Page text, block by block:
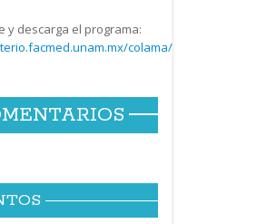
y descarga el programa:
colama/